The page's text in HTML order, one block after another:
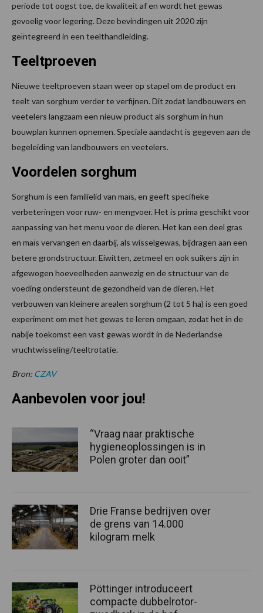
periode tot oogst toe, de kwaliteit af en wordt het gewas
gevoelig voor legering. Deze bevindingen uit 2020 zijn
geïntegreerd in een teelthandleiding.
Teeltproeven
Nieuwe teeltproeven staan weer op stapel om de product en
teelt van sorghum verder te verfijnen. Dit zodat landbouwers en
veetelers langzaam een nieuw product als sorghum in hun
bouwplan kunnen opnemen. Speciale aandacht is gegeven aan de
begeleiding van landbouwers en veetelers.
Voordelen sorghum
Sorghum is een familielid van maïs, en geeft specifieke
verbeteringen voor ruw- en mengvoer. Het is prima geschikt voor
aanpassing van het menu voor de dieren. Het kan een deel gras
en maïs vervangen en daarbij, als wisselgewas, bijdragen aan een
betere grondstructuur. Eiwitten, zetmeel en ook suikers zijn in
afgewogen hoeveelheden aanwezig en de structuur van de
voeding ondersteunt de gezondheid van de dieren. Het
verbouwen van kleinere arealen sorghum (2 tot 5 ha) is een goed
experiment om met het gewas te leren omgaan, zodat het in de
nabije toekomst een vast gewas wordt in de Nederlandse
vruchtwisseling/teeltrotatie.
Bron: CZAV
Aanbevolen voor jou!
“Vraag naar praktische
hygieneoplossingen is in
Polen groter dan ooit”
Drie Franse bedrijven over
de grens van 14.000
kilogram melk
Pöttinger introduceert
compacte dubbelrotor-